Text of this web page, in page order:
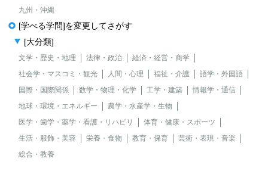
九州・沖縄
[学べる学問]を変更してさがす
[大分類]
文学・歴史・地理 法律・政治
経済・経営・商学
社会学・マスコミ・観光
人間・心理 福祉・介護
語学・外国語
国際・国際関係
数学・物理・化学 工学・建築
情報学・通信
地球・環境・エネルギー
農学・水産学・生物
医学・歯学・薬学・看護・リハビリ
体育・健康・スポーツ
生活・服飾・美容
栄養・食物 教育・保育
芸術・表現・音楽
総合・教養